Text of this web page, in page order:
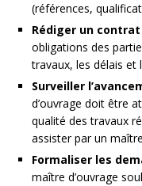
(références,
Rédiger un
obligations des
travaux, les délais et
Surveiller
d’ouvrage doit être
qualité des travaux
assister par un
Formaliser les
maître d’ouvrage